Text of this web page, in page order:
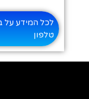
לכל המידע על
טלפון